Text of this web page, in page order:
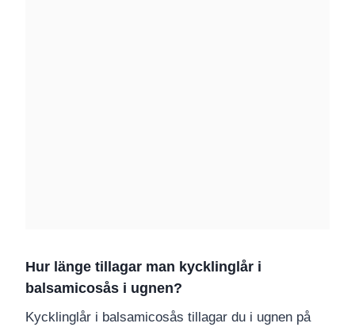
Hur länge tillagar man kycklinglår i
balsamicosås i ugnen?
Kycklinglår i balsamicosås tillagar du i ugnen på